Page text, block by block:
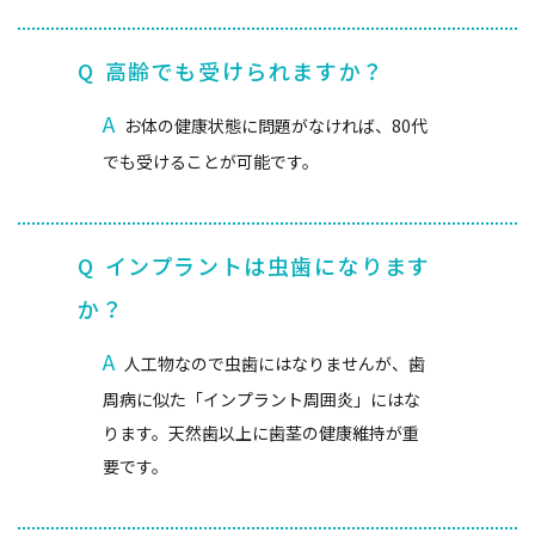
Q 高齢でも受けられますか？
A お体の健康状態に問題がなければ、80代
でも受けることが可能です。
Q インプラントは虫歯になります
か？
A 人工物なので虫歯にはなりませんが、歯
周病に似た「インプラント周囲炎」にはな
ります。天然歯以上に歯茎の健康維持が重
要です。